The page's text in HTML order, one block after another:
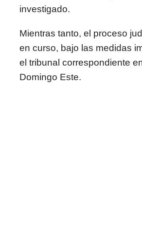
investigado.
Mientras tanto, el proceso
en curso, bajo las medidas
el tribunal correspondiente
Domingo Este.